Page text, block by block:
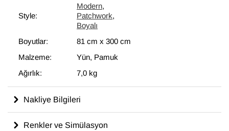
Style:
Modern,
Patchwork,
Boyalı
Boyutlar:
81 cm x 300 cm
Malzeme:
Yün, Pamuk
Ağırlık:
7,0 kg
Nakliye Bilgileri
Renkler ve Simülasyon